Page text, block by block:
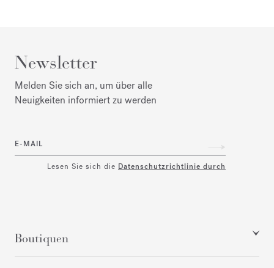
Newsletter
Melden Sie sich an, um über alle
Neuigkeiten informiert zu werden
E-MAIL
Lesen Sie sich die Datenschutzrichtlinie durch
Boutiquen